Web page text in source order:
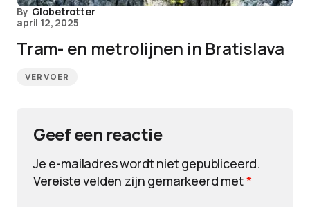
By Globetrotter
april 12, 2025
Tram- en metrolijnen in Bratislava
VERVOER
Geef een reactie
Je e-mailadres wordt niet gepubliceerd.
Vereiste velden zijn gemarkeerd met*